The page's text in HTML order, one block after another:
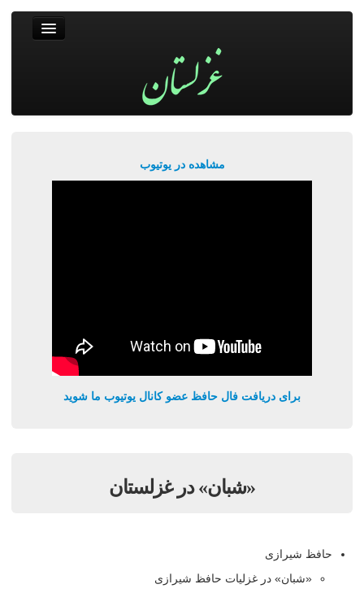
مشاهده در یوتیوب
برای دریافت فال حافظ عضو کانال یوتیوب ما شوید
«شبان» در غزلستان
حافظ شیرازی
«شبان» در غزلیات حافظ شیرازی